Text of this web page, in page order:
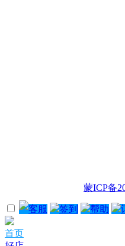
蒙ICP备
客服 签到 帮助
首页